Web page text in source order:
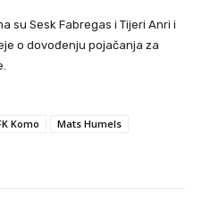
su Sesk Fabregas i Tijeri Anri i
o dovođenju pojačanja za
Komo
Mats Humels